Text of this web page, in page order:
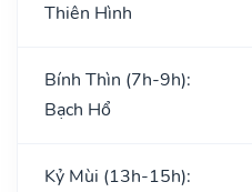
Thiên Hình
Bính Thìn (7h-9h):
Bạch Hổ
Kỷ Mùi (13h-15h):